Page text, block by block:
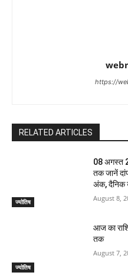
https://
RELATED ARTICLES
ज्योतिष
08 अगस्त
तक जानें
अंक, दैनिक
August 8,
ज्योतिष
आज का
तक
August 7,